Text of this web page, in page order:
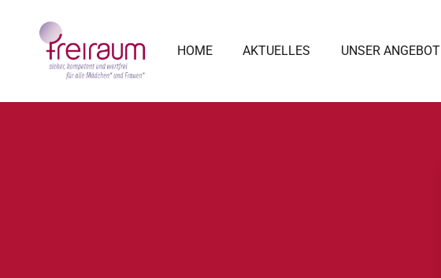
HOME AKTUELLES UNSER ANGEBOT